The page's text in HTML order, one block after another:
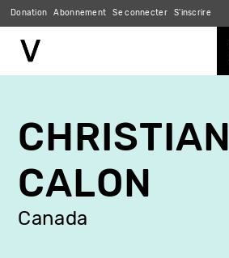
contenu
principal
Donation Abonnement Se connecter S'inscrire
CHRISTIAN
CALON
Canada